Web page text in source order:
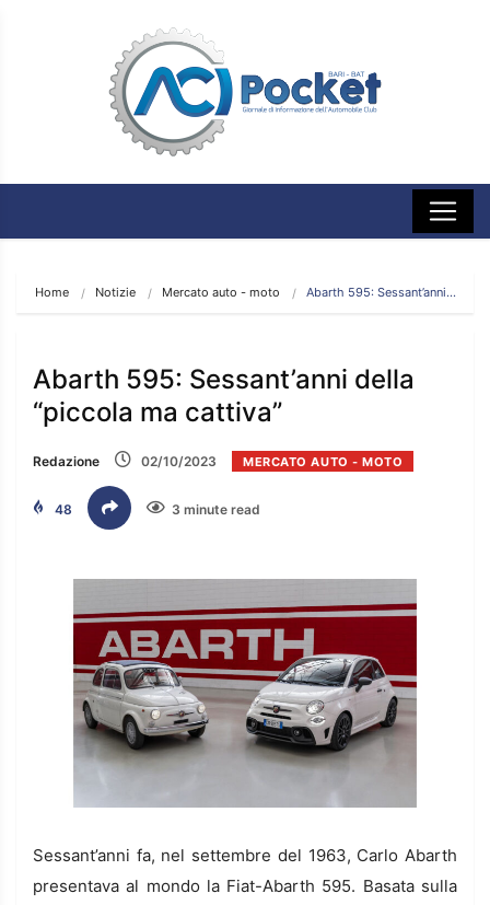
Home Notizie Mercato auto - moto Abarth 595: Sessant’anni…
Abarth 595: Sessant’anni della
“piccola ma cattiva”
Redazione 02/10/2023 MERCATO AUTO - MOTO
48 3 minute read
Sessant’anni fa, nel settembre del 1963, Carlo Abarth
presentava al mondo la Fiat-Abarth 595. Basata sulla